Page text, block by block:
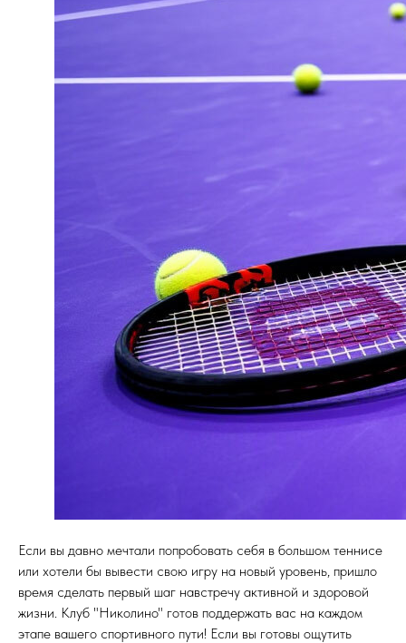
Если вы давно мечтали попробовать себя в большом теннисе
или хотели бы вывести свою игру на новый уровень, пришло
время сделать первый шаг навстречу активной и здоровой
жизни. Клуб "Николино" готов поддержать вас на каждом
этапе вашего спортивного пути! Если вы готовы ощутить